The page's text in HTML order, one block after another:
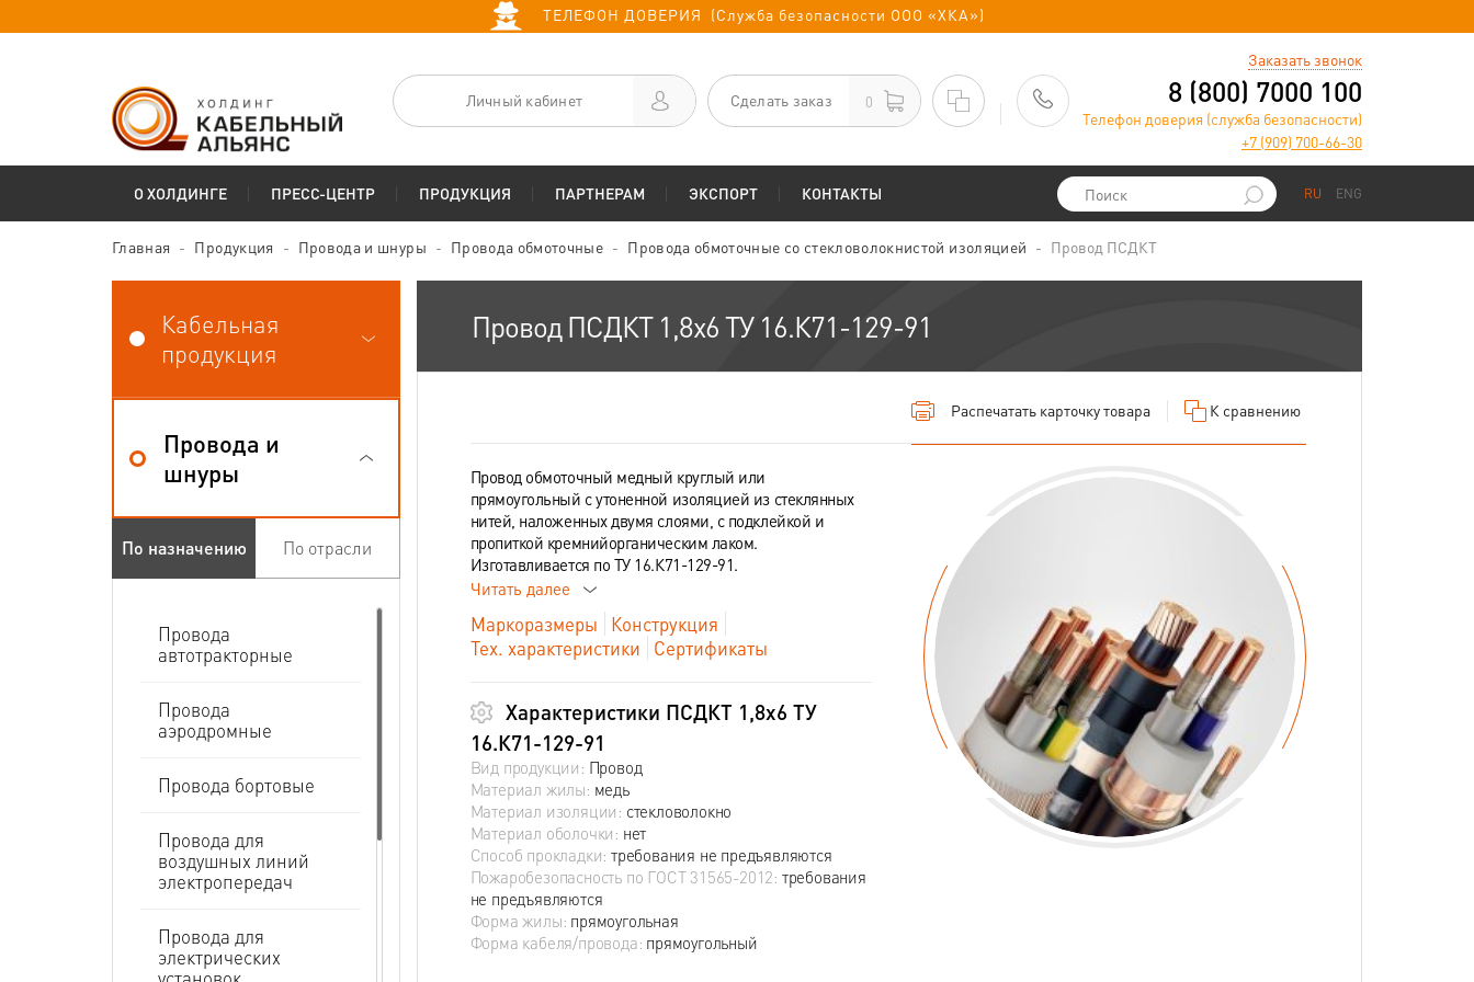
ТЕЛЕФОН ДОВЕРИЯ (Служба безопасности ООО «ХКА»)
Личный кабинет Сделать заказ 0
Заказать звонок
8 (800) 7000 100
Телефон доверия (служба безопасности)
+7 (909) 700-66-30
О ХОЛДИНГЕ ПРЕСС-ЦЕНТР ПРОДУКЦИЯ ПАРТНЕРАМ ЭКСПОРТ КОНТАКТЫ RU ENG
Главная Продукция Провода и шнуры Провода обмоточные Провода обмоточные со стекловолокнистой изоляцией Провод ПСДКТ
Кабельная
продукция
Провода и
шнуры
По назначению По отрасли
Провода
автотракторные
Провода
аэродромные
Провода бортовые
Провода для
воздушных линий
электропередач
Провода для
электрических
Провод ПСДКТ 1,8х6 ТУ 16.К71-129-91
Распечатать карточку товара К сравнению
Провод обмоточный медный круглый или
прямоугольный с утоненной изоляцией из стеклянных
нитей, наложенных двумя слоями, с подклейкой и
пропиткой кремнийорганическим лаком.
Изготавливается по ТУ 16.К71-129-91.
Читать далее
Маркоразмеры
Конструкция
Тех. характеристики
Сертификаты
Характеристики ПСДКТ 1,8х6 ТУ
16.К71-129-91
Вид продукции: Провод
Материал жилы: медь
Материал изоляции: стекловолокно
Материал оболочки: нет
Способ прокладки: требования не предъявляются
Пожаробезопасность по ГОСТ 31565-2012: требования
не предъявляются
Форма жилы: прямоугольная
Форма кабеля/провода: прямоугольный